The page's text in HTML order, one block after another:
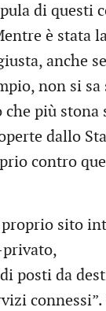
di questi
è stata
anche
non si sa
più stona
dallo
contro
sito
privato,
posti da
connessi”.